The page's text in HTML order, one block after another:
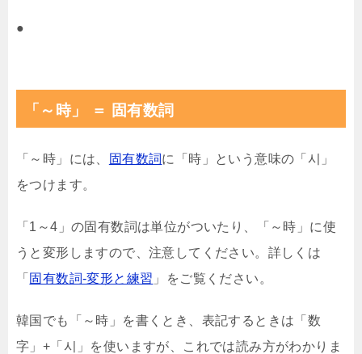
●
「～時」 ＝ 固有数詞
「～時」には、 固有数詞に「時」という意味の「시」
をつけます。
「1～4」の固有数詞は単位がついたり、「～時」に使
うと変形しますので、注意してください。詳しくは
「 固有数詞-変形と練習 」をご覧ください。
韓国でも「～時」を書くとき、表記するときは「数
字」+「시」を使いますが、これでは読み方がわかりま